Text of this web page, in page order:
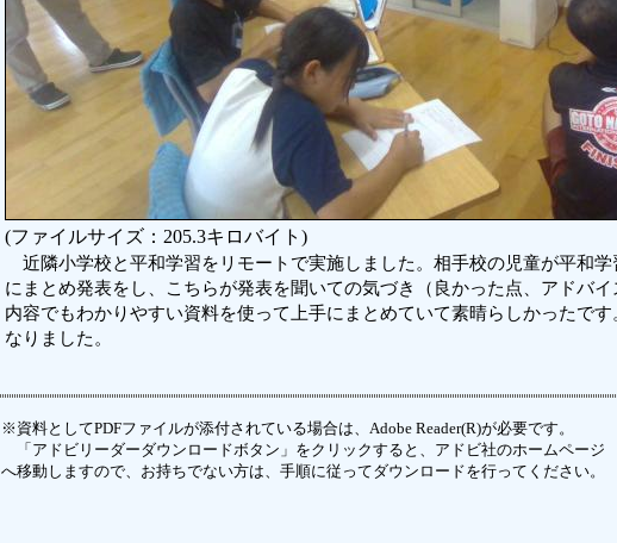
(ファイルサイズ：205.3キロバイト)
近隣小学校と平和学習をリモートで実施しました。相手校の児童が平和学
にまとめ発表をし、こちらが発表を聞いての気づき（良かった点、アドバ
内容でもわかりやすい資料を使って上手にまとめていて素晴らしかったで
なりました。
※資料としてPDFファイルが添付されている場合は、Adobe Reader(R)が必要です。
「アドビリーダーダウンロードボタン」をクリックすると、アドビ社のホームページ
へ移動しますので、お持ちでない方は、手順に従ってダウンロードを行ってください。